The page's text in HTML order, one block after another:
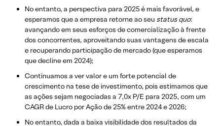
No entanto, a perspectiva para 2025 é mais favorável, e
esperamos que a empresa retorne ao seu status quo:
avançando em seus esforços de comercialização à frente
dos concorrentes, aproveitando suas vantagens de escala
e recuperando participação de mercado (que esperamos
que decline em 2024);
Continuamos a ver valor e um forte potencial de
crescimento na tese de investimento, pois estimamos que
as ações sejam negociadas a 7,0x P/E para 2025, com um
CAGR de Lucro por Ação de 25% entre 2024 e 2026;
No entanto, dada a baixa visibilidade dos resultados da